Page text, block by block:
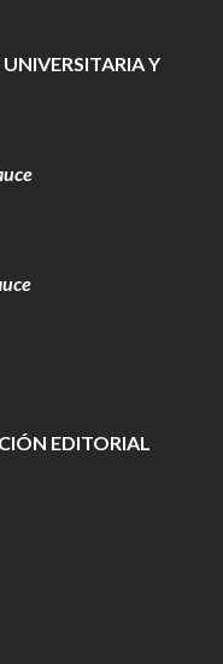
Y
EDITORIAL